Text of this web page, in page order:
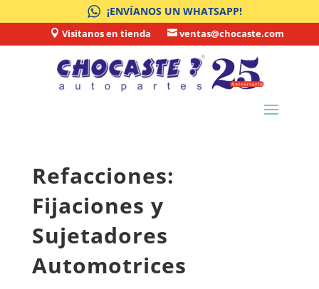
¡ENVÍANOS UN WHATSAPP!
 Visitanos en tienda  ventas@chocaste.com
Refacciones:
Fijaciones y
Sujetadores
Automotrices